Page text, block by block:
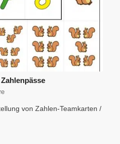
von Zahlen-Teamkarten /